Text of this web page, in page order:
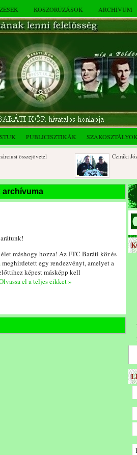
KOSZORÚZÁSOK ARCHÍVUM
PUBLICISZTIKÁK SZAKOSZTÁLYOK
összejövetel Cziráki József
és a 2025.
Dálnoki József
archívuma
máshogy hozza! Az FTC Baráti kör és
meghirdetett egy rendezvényt, amelyet a
képest másképp kell
el a teljes cikket »